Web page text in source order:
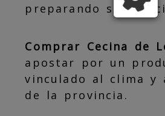
preparando su
Comprar Cecina de
apostar por un
vinculado al clima y
de la provincia.